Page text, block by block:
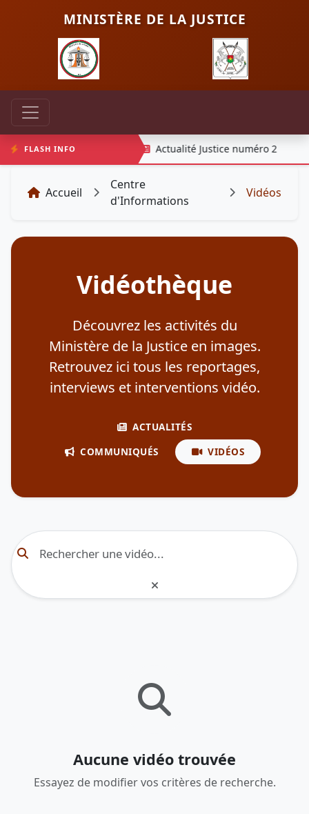
MINISTÈRE DE LA JUSTICE
FLASH INFO
numéro 1 Actualité Justice numéro 2
Accueil
Centre
d'Informations
Vidéos
Vidéothèque
Découvrez les activités du
Ministère de la Justice en images.
Retrouvez ici tous les reportages,
interviews et interventions vidéo.
ACTUALITÉS
COMMUNIQUÉS
VIDÉOS
Aucune vidéo trouvée
Essayez de modifier vos critères de recherche.